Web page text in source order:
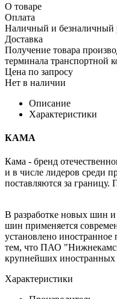
О товаре
Оплата
Наличный и безналичный
Доставка
Получение товара
терминала транспортной
Цена по запросу
Нет в наличии
Описание
Характеристики
КАМА
Кама - бренд
и в числе лидеров среди
поставляются за границу.
В разработке новых шин
шин применяется
установлено
тем, что ПАО
крупнейших иностранных
Характеристики